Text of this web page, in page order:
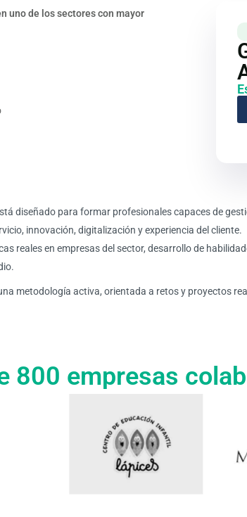
uno de los sectores con mayor
diseñado para formar profesionales capaces de
innovación, digitalización y experiencia del cliente.
reales en empresas del sector, desarrollo de
metodología activa, orientada a retos y proyectos
800 empresas